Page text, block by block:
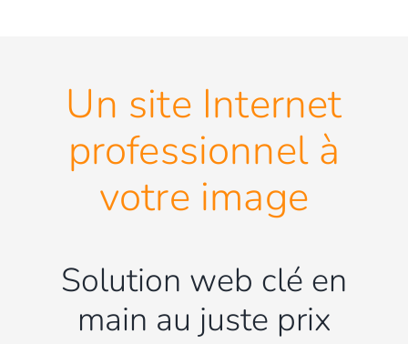
Un site Internet
professionnel à
votre image
Solution web clé en
main au juste prix